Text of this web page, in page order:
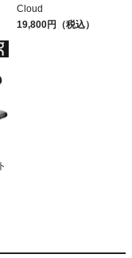
Cloud
19,800円（税込）